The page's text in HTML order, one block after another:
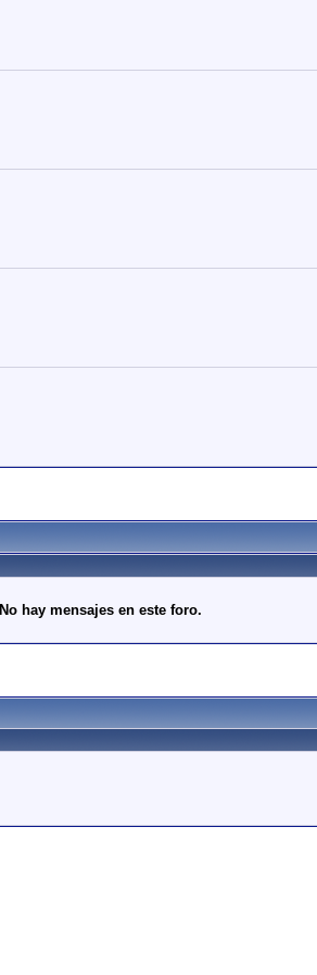
No hay mensajes en este foro.